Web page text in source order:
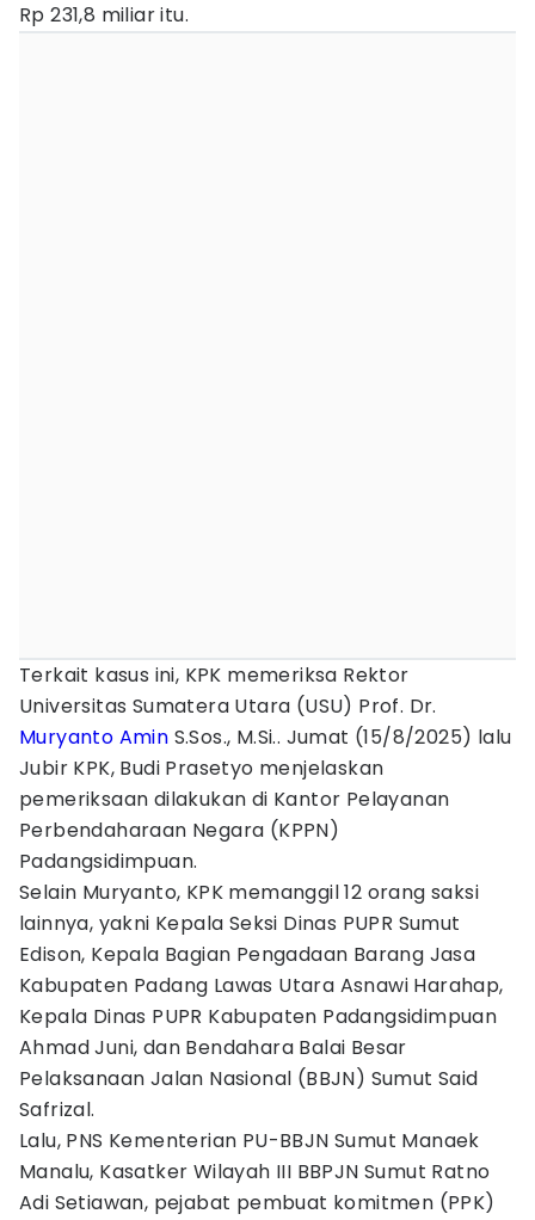
Rp 231,8 miliar itu.
Terkait kasus ini, KPK memeriksa Rektor
Universitas Sumatera Utara (USU) Prof. Dr.
Muryanto Amin S.Sos., M.Si.. Jumat (15/8/2025) lalu
Jubir KPK, Budi Prasetyo menjelaskan
pemeriksaan dilakukan di Kantor Pelayanan
Perbendaharaan Negara (KPPN)
Padangsidimpuan.
Selain Muryanto, KPK memanggil 12 orang saksi
lainnya, yakni Kepala Seksi Dinas PUPR Sumut
Edison, Kepala Bagian Pengadaan Barang Jasa
Kabupaten Padang Lawas Utara Asnawi Harahap,
Kepala Dinas PUPR Kabupaten Padangsidimpuan
Ahmad Juni, dan Bendahara Balai Besar
Pelaksanaan Jalan Nasional (BBJN) Sumut Said
Safrizal.
Lalu, PNS Kementerian PU-BBJN Sumut Manaek
Manalu, Kasatker Wilayah III BBPJN Sumut Ratno
Adi Setiawan, pejabat pembuat komitmen (PPK)